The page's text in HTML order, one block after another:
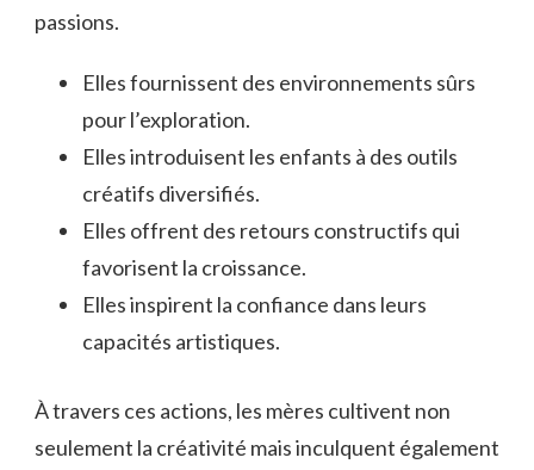
passions.
Elles fournissent des environnements sûrs
pour l’exploration.
Elles introduisent les enfants à des outils
créatifs diversifiés.
Elles offrent des retours constructifs qui
favorisent la croissance.
Elles inspirent la confiance dans leurs
capacités artistiques.
À travers ces actions, les mères cultivent non
seulement la créativité mais inculquent également